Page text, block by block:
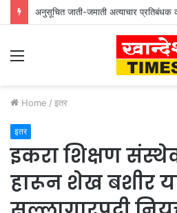
Menu
Home / इतर
इतर
इकरा शिक्षण
हारून शेख बशीर